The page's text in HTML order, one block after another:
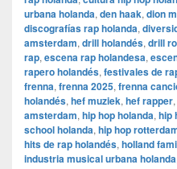
urbana holanda, den haak, dion
discografías rap holanda,
amsterdam, drill holandés, drill
rap, escena rap holandesa,
rapero holandés, festivales de
frenna, frenna 2025, frenna
holandés, hef muziek, hef rapper,
amsterdam, hip hop holanda, hip
school holanda, hip hop
hits de rap holandés, holland
industria musical urbana holanda